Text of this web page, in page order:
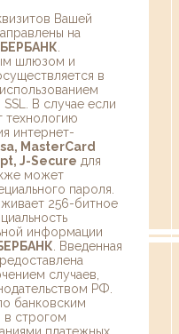
Вашей
на
шлюзом и
в
В случае если
технологию
интернет-
MasterCard
J-Secure для
может
пароля.
256-битное
информации
. Введенная
случаев,
РФ.
банковским
в строгом
платежных